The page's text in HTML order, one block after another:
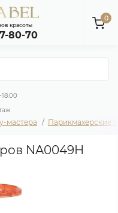
80-70
красоты
0
мастера Парикмахерские
NA0049H